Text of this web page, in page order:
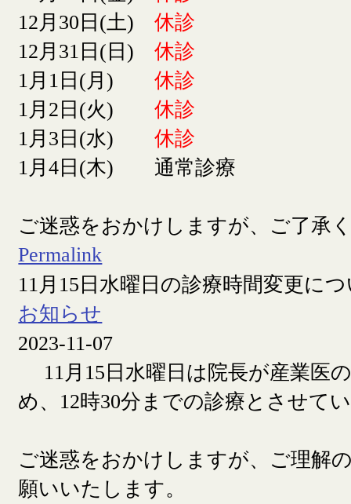
12月30日(土)休診
12月31日(日)休診
1月1日(月)休診
1月2日(火)休診
1月3日(水)休診
1月4日(木) 通常診療
ご迷惑をおかけしますが、ご了承
Permalink
11月15日水曜日の診療時間変更に
お知らせ
2023-11-07
11月15日水曜日は院長が産業医
め、12時30分までの診療とさせて
ご迷惑をおかけしますが、ご理解
願いいたします。